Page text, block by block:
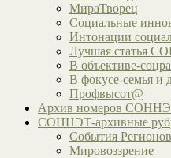
МираТворец
Социальные
Интонации
Лучшая статья
В объективе-
В фокусе-семья и
Профвысот@
Архив номеров
СОННЭТ-архивные
События
Мировоззрение